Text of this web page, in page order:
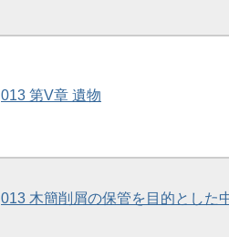
013 第V章 遺物
013 木簡削屑の保管を目的とした